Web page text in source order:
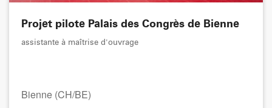
Projet pilote Palais des Congrès de Bienne
assistante à maîtrise d'ouvrage
Bienne (CH/BE)